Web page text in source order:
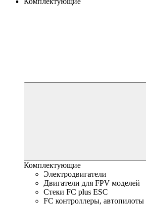
Комплектующие
Электродвигатели
Двигатели для FPV моделей
Стеки FC plus ESC
FC контроллеры, автопилоты